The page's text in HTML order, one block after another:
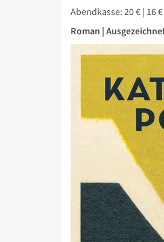
Abendkasse: 20 € | 16
Roman |